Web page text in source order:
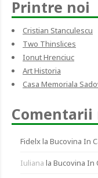
Printre noi
Cristian Stanculescu
Two Thinslices
Ionut Hrenciuc
Art Historia
Casa Memoriala
Comentarii
Fidelxla Bucovina In
Iuliana la Bucovina In